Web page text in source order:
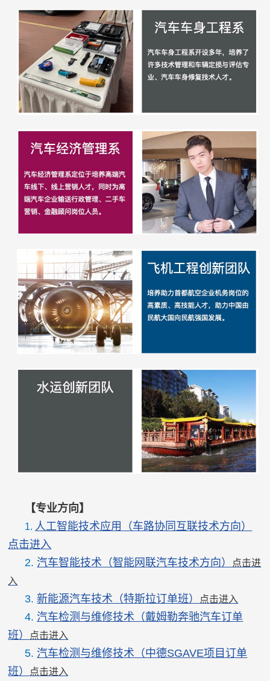
【专业方向】
1. 人工智能技术应用（车路协同互联技术方向）
点击进入
2.汽车智能技术（智能网联汽车技术方向）
点击进
入
3.新能源汽车技术（特斯拉订单班） 点击进入
4.汽车检测与维修技术（戴姆勒奔驰汽车订单
班）
点击进入
5.汽车检测与维修技术（中德SGAVE项目订单
班）
点击进入